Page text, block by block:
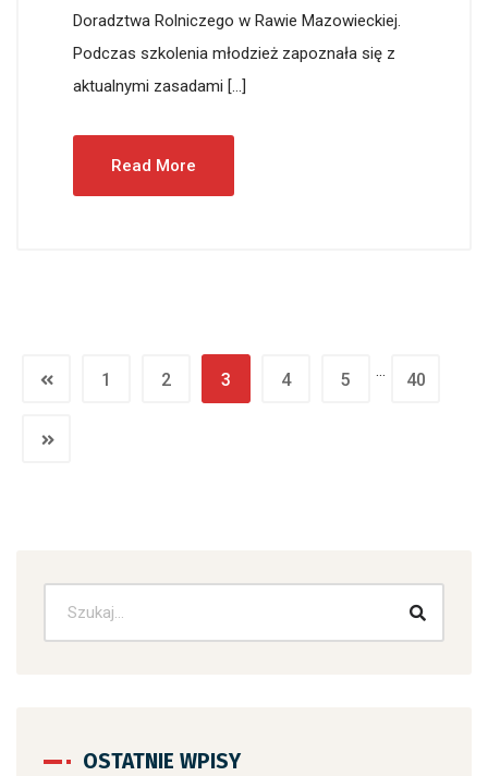
Doradztwa Rolniczego w Rawie Mazowieckiej.
Podczas szkolenia młodzież zapoznała się z
aktualnymi zasadami […]
Read More
1 2 3 4 5 … 40
OSTATNIE WPISY